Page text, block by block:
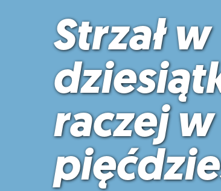
Strzał w
raczej w